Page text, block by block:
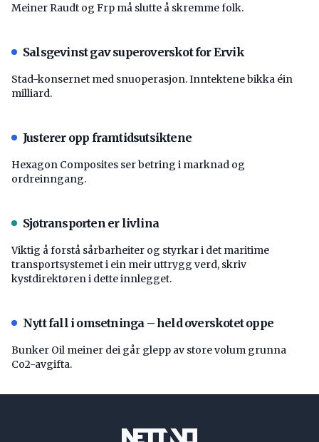
Meiner Raudt og Frp må slutte å skremme folk.
Salsgevinst gav superoverskot for Ervik
Stad-konsernet med snuoperasjon. Inntektene bikka éin
milliard.
Justerer opp framtidsutsiktene
Hexagon Composites ser betring i marknad og
ordreinngang.
Sjøtransporten er livlina
Viktig å forstå ­sårbarheiter og styrkar i det maritime
transport­systemet i ein meir uttrygg verd, skriv
kystdirektøren i dette innlegget.
Nytt fall i omsetninga – held overskotet oppe
Bunker Oil meiner dei går glepp av store volum grunna
Co2-avgifta.